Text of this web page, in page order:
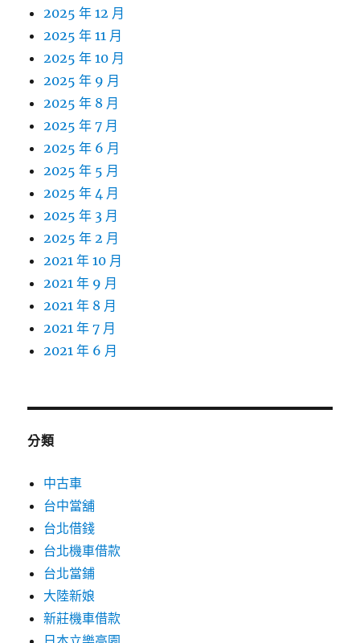
2025 年 12 月
2025 年 11 月
2025 年 10 月
2025 年 9 月
2025 年 8 月
2025 年 7 月
2025 年 6 月
2025 年 5 月
2025 年 4 月
2025 年 3 月
2025 年 2 月
2021 年 10 月
2021 年 9 月
2021 年 8 月
2021 年 7 月
2021 年 6 月
分類
中古車
台中當舖
台北借錢
台北機車借款
台北當鋪
大陸新娘
新莊機車借款